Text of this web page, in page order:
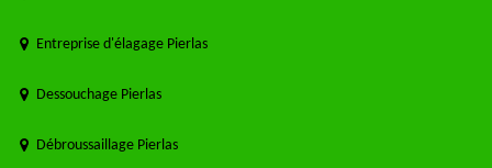
Entreprise d'élagage Pierlas
Dessouchage Pierlas
Débroussaillage Pierlas